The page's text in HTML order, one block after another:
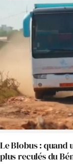
Le Blobus : quand
plus reculés du